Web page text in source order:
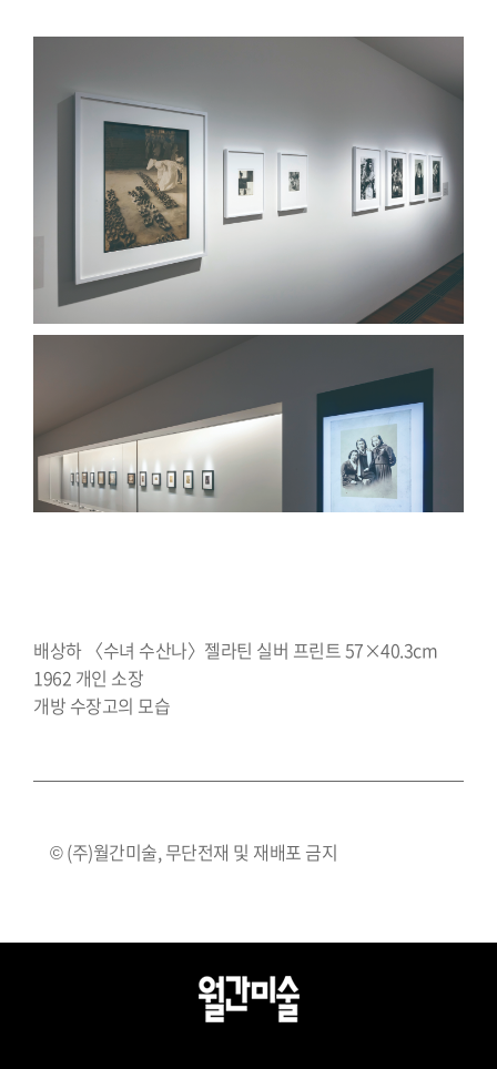
배상하 〈수녀 수산나〉젤라틴 실버 프린트 57×40.3cm
1962 개인 소장
개방 수장고의 모습
© (주)월간미술, 무단전재 및 재배포 금지